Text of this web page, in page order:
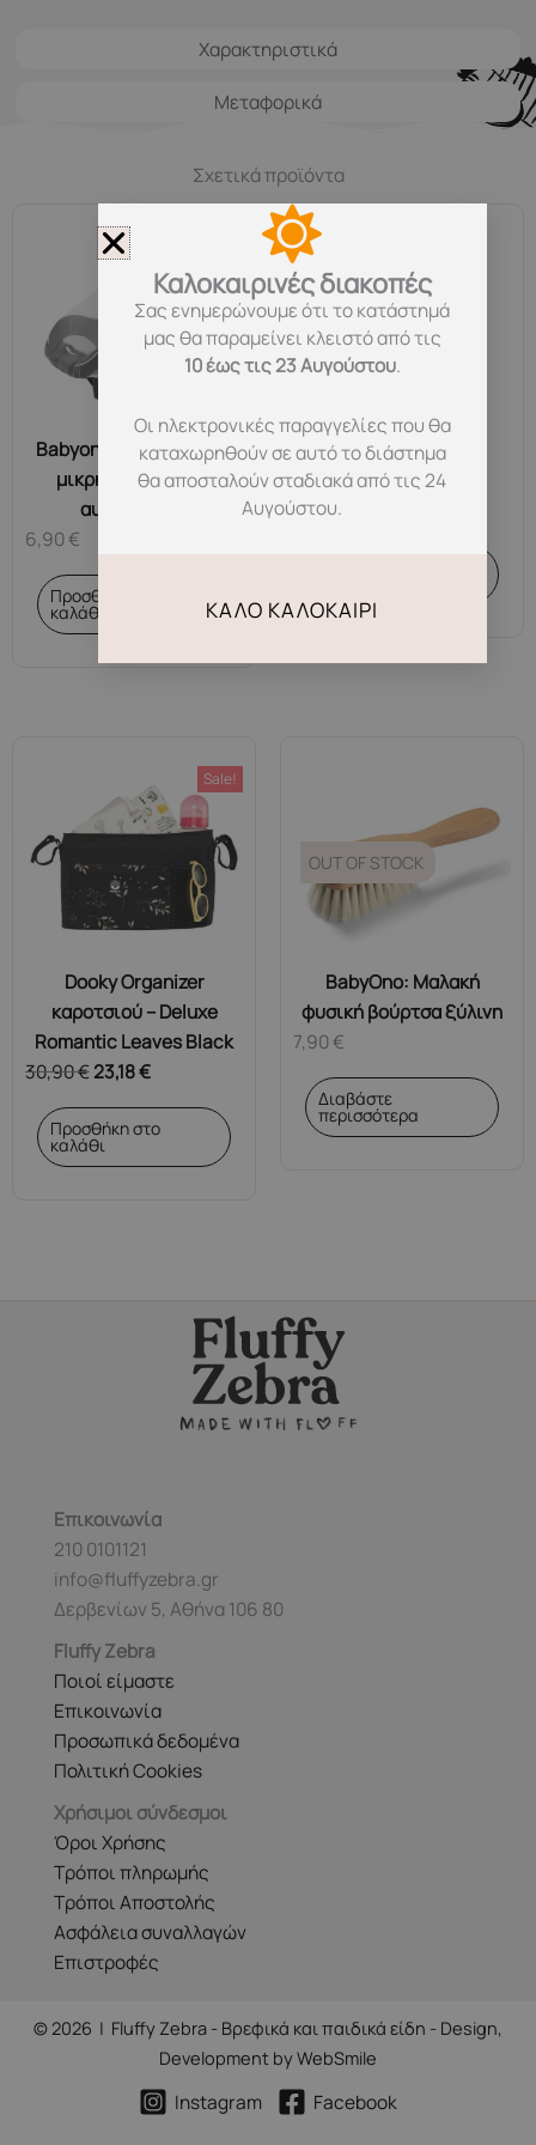
Χαρακτηριστικά
Μεταφορικά
Σχετικά προϊόντα
Babyono: Κουνουπιέρα
μικρή για κάθισμα
αυτοκινήτου
6,90€
Προσθήκη στο
καλάθι
DEW Απολυμαντικό
Παιχνιδιών, 500ml
OUT OF STOCK
8,90€
Sale!
Dooky Organizer
καροτσιού – Deluxe
Romantic Leaves Black
30,90€23,18€
Προσθήκη στο
καλάθι
BabyOno: Μαλακή
φυσική βούρτσα ξύλινη
OUT OF STOCK
7,90€
Διαβάστε
περισσότερα
Επικοινωνία
210 0101121
info@fluffyzebra.gr
Δερβενίων 5, Αθήνα 106 80
Fluffy Zebra
Ποιοί είμαστε
Επικοινωνία
Προσωπικά δεδομένα
Πολιτική Cookies
Χρήσιμοι σύνδεσμοι
Όροι Χρήσης
Τρόποι πληρωμής
Τρόποι Αποστολής
Ασφάλεια συναλλαγών
Επιστροφές
© 2026 | Fluffy Zebra - Βρεφικά και παιδικά είδη - Design,
Development byWebSmile
Instagram Facebook
Καλοκαιρινές διακοπές
Σας ενημερώνουμε ότι το κατάστημά
μας θα παραμείνει κλειστό από τις
10 έως τις 23 Αυγούστου.
Οι ηλεκτρονικές παραγγελίες που θα
καταχωρηθούν σε αυτό το διάστημα
θα αποσταλούν σταδιακά από τις 24
Αυγούστου.
ΚΑΛΌ ΚΑΛΟΚΑΊΡΙ